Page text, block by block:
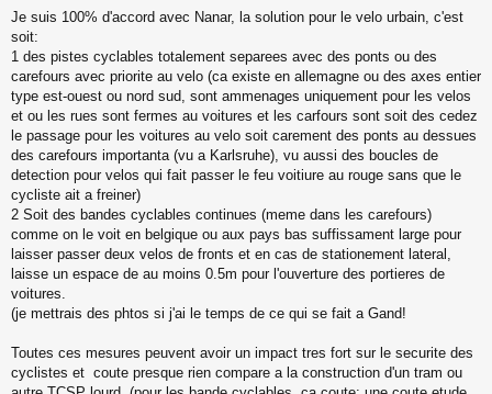
e
s
s
g
e
n
o
n
u
Je suis 100% d'accord avec Nanar, la solution pour le velo urbain, c'est
soit:
1 des pistes cyclables totalement separees avec des ponts ou des
carefours avec priorite au velo (ca existe en allemagne ou des axes entier
type est-ouest ou nord sud, sont ammenages uniquement pour les velos
et ou les rues sont fermes au voitures et les carfours sont soit des cedez
le passage pour les voitures au velo soit carement des ponts au dessues
des carefours importanta (vu a Karlsruhe), vu aussi des boucles de
detection pour velos qui fait passer le feu voitiure au rouge sans que le
cycliste ait a freiner)
2 Soit des bandes cyclables continues (meme dans les carefours)
comme on le voit en belgique ou aux pays bas suffissament large pour
laisser passer deux velos de fronts et en cas de stationement lateral,
laisse un espace de au moins 0.5m pour l'ouverture des portieres de
voitures.
(je mettrais des phtos si j'ai le temps de ce qui se fait a Gand!
Toutes ces mesures peuvent avoir un impact tres fort sur le securite des
cyclistes et coute presque rien compare a la construction d'un tram ou